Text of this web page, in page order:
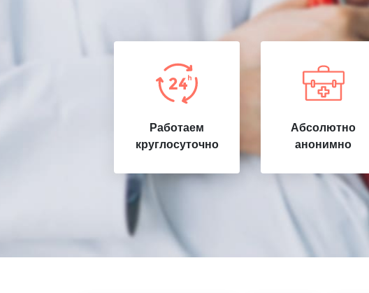
Работаем
круглосуточно
Абсолютно
анонимно